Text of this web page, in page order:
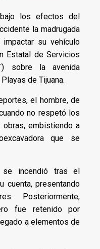
bajo los efectos del
la madrugada
su vehículo
Estatal de Servicios
sobre la avenida
de Tijuana.
el hombre, de
no respetó los
embistiendo a
que se
se incendió tras el
cuenta, presentando
Posteriormente,
fue retenido por
a elementos de